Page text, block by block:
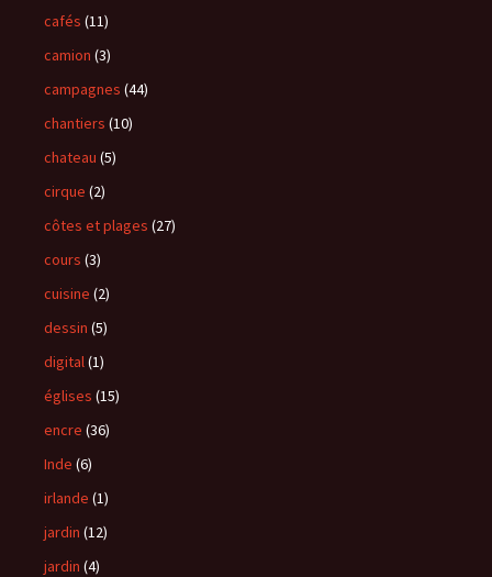
cafés (11)
camion (3)
campagnes (44)
chantiers (10)
chateau (5)
cirque (2)
côtes et plages (27)
cours (3)
cuisine (2)
dessin (5)
digital (1)
églises (15)
encre (36)
Inde (6)
irlande (1)
jardin (12)
jardin (4)